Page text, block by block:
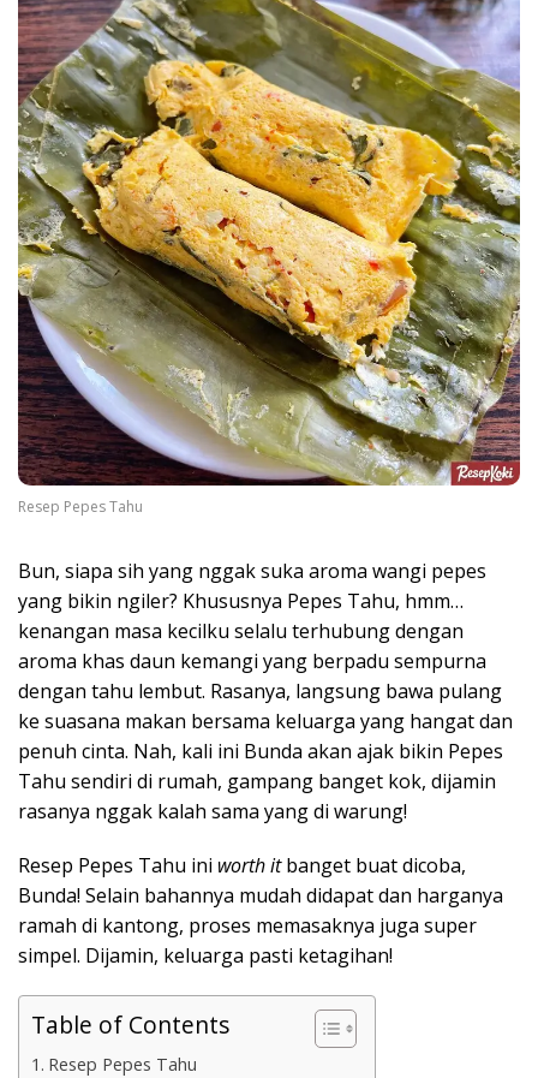
Resep Pepes Tahu
Bun, siapa sih yang nggak suka aroma wangi pepes
yang bikin ngiler? Khususnya Pepes Tahu, hmm…
kenangan masa kecilku selalu terhubung dengan
aroma khas daun kemangi yang berpadu sempurna
dengan tahu lembut. Rasanya, langsung bawa pulang
ke suasana makan bersama keluarga yang hangat dan
penuh cinta. Nah, kali ini Bunda akan ajak bikin Pepes
Tahu sendiri di rumah, gampang banget kok, dijamin
rasanya nggak kalah sama yang di warung!
Resep Pepes Tahu ini worth itbanget buat dicoba,
Bunda! Selain bahannya mudah didapat dan harganya
ramah di kantong, proses memasaknya juga super
simpel. Dijamin, keluarga pasti ketagihan!
Table of Contents
Resep Pepes Tahu